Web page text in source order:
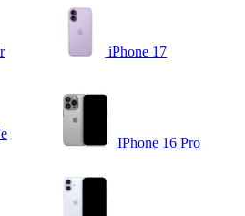
iPhone 17
IPhone 16 Pro